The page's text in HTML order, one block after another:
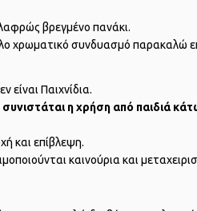
βρεγμένο πανάκι.
χρωματικό συνδυασμό παρακαλώ
είναι Παιχνίδια.
η χρήση από παιδιά
και επίβλεψη.
καινούρια και